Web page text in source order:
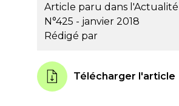
Article paru dans
N°425 - janvier 2018
Rédigé par
Télécharger l'article